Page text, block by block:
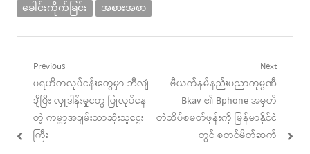
ခေါင်းကိုက်ခြင်း အစားအစာ
Post
navigation
Previous
Previous
post:
ပရဟိတလုပ်ငန်းတွေမှာ ဘီလျံ
ချီပြီး လှူဒါန်းမှုတွေ ပြုလုပ်နေ
တဲ့ ကမ္ဘာ့အချမ်းသာဆုံးသူဌေး
ကြီး
Next
Next
post:
ဗီယက်နမ်နည်းပညာကုမ္ပဏီ
Bkav ၏ Bphone အမှတ်
တံဆိပ်စမတ်ဖုန်းကို မြန်မာနိုင်ငံ
တွင် စတင်မိတ်ဆက်